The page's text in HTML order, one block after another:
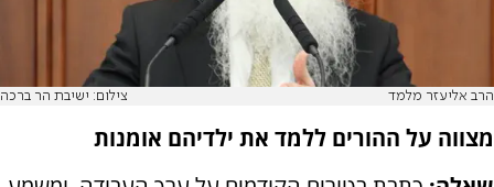
הרב אליעזר מלמד צילום: ישיבת הר ברכה
מצווה על ההורים ללמד את ילדיהם אומנות